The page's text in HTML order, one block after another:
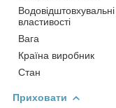
Водовідштовхувальні
властивості
Вага
Країна виробник
Стан
Приховати